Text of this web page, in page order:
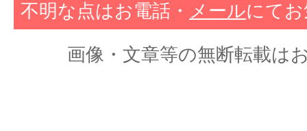
不明な点はお電話・ メールにて
画像・文章等の無断転載